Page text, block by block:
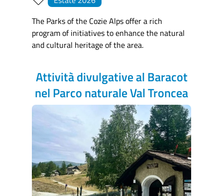
The Parks of the Cozie Alps offer a rich
program of initiatives to enhance the natural
and cultural heritage of the area.
Attività divulgative al Baracot
nel Parco naturale Val Troncea